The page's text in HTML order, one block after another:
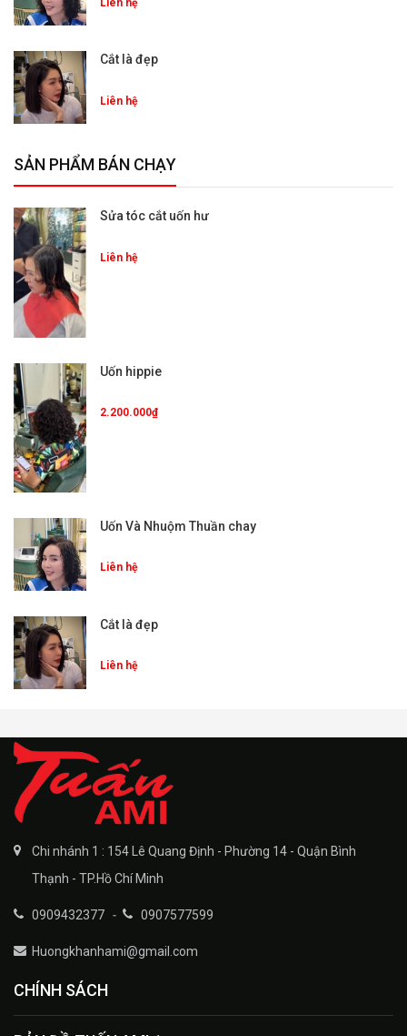
Cắt là đẹp
Liên hệ
SẢN PHẨM BÁN CHẠY
Sửa tóc cắt uốn hư
Liên hệ
Uốn hippie
2.200.000₫
Uốn Và Nhuộm Thuần chay
Liên hệ
Cắt là đẹp
Liên hệ
Chi nhánh 1 : 154 Lê Quang Định - Phường 14 - Quận Bình
Thạnh - TP.Hồ Chí Minh
0909432377 - 0907577599
Huongkhanhami@gmail.com
CHÍNH SÁCH